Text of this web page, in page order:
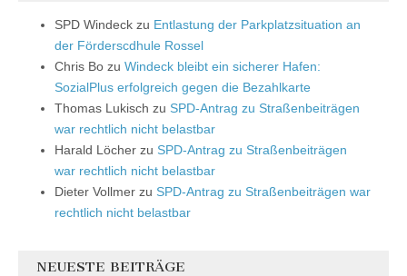
SPD Windeck zu Entlastung der Parkplatzsituation an
der Förderscdhule Rossel
Chris Bo zu Windeck bleibt ein sicherer Hafen:
SozialPlus erfolgreich gegen die Bezahlkarte
Thomas Lukisch zu SPD-Antrag zu Straßenbeiträgen
war rechtlich nicht belastbar
Harald Löcher zu SPD-Antrag zu Straßenbeiträgen
war rechtlich nicht belastbar
Dieter Vollmer zu SPD-Antrag zu Straßenbeiträgen war
rechtlich nicht belastbar
NEUESTE BEITRÄGE